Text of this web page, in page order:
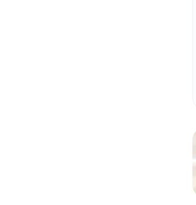
Miteinander.